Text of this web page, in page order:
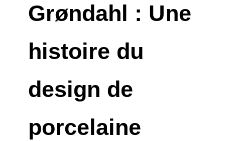
Grøndahl : Une
histoire du
design de
porcelaine